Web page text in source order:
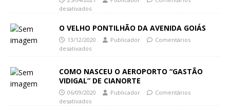
desativados
O VELHO PONTILHÃO DA AVENIDA GOIÁS
13/12/2020 Publicador
Comentários
desativados
COMO NASCEU O AEROPORTO “GASTÃO
VIDIGAL” DE CIANORTE
06/09/2020 Publicador
Comentários
desativados